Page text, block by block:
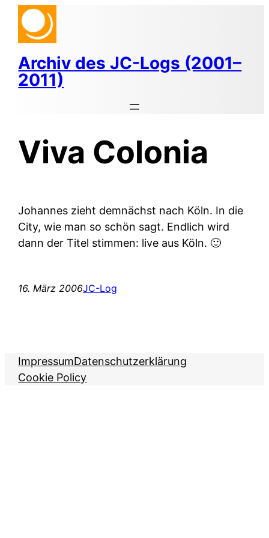
Zum
Inhalt
springen
Archiv des JC-Logs (2001–
2011)
Viva Colonia
Johannes zieht demnächst nach Köln. In die
City, wie man so schön sagt. Endlich wird
dann der Titel stimmen: live aus Köln. 🙂
16. März 2006JC-Log
ImpressumDatenschutzerklärung
Cookie Policy